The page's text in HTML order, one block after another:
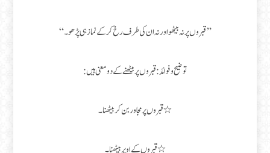
’’قبروں پر نہ بیٹھو اور نہ ان کی طرف رخ کرکے نماز ہی پڑھو۔“
توضیح و فوائد: قبروں پر بیٹھنے کے دو معنی ہیں:
٭ قبروں پر مجاور بن کر بیٹھنا۔
٭ قبروں کے اوپر بیٹھنا۔